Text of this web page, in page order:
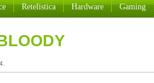
Retelistica Hardware Gaming